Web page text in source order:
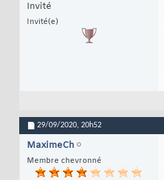
Invité
Invité(e)
29/09/2020, 20h52
MaximeCh
Membre chevronné